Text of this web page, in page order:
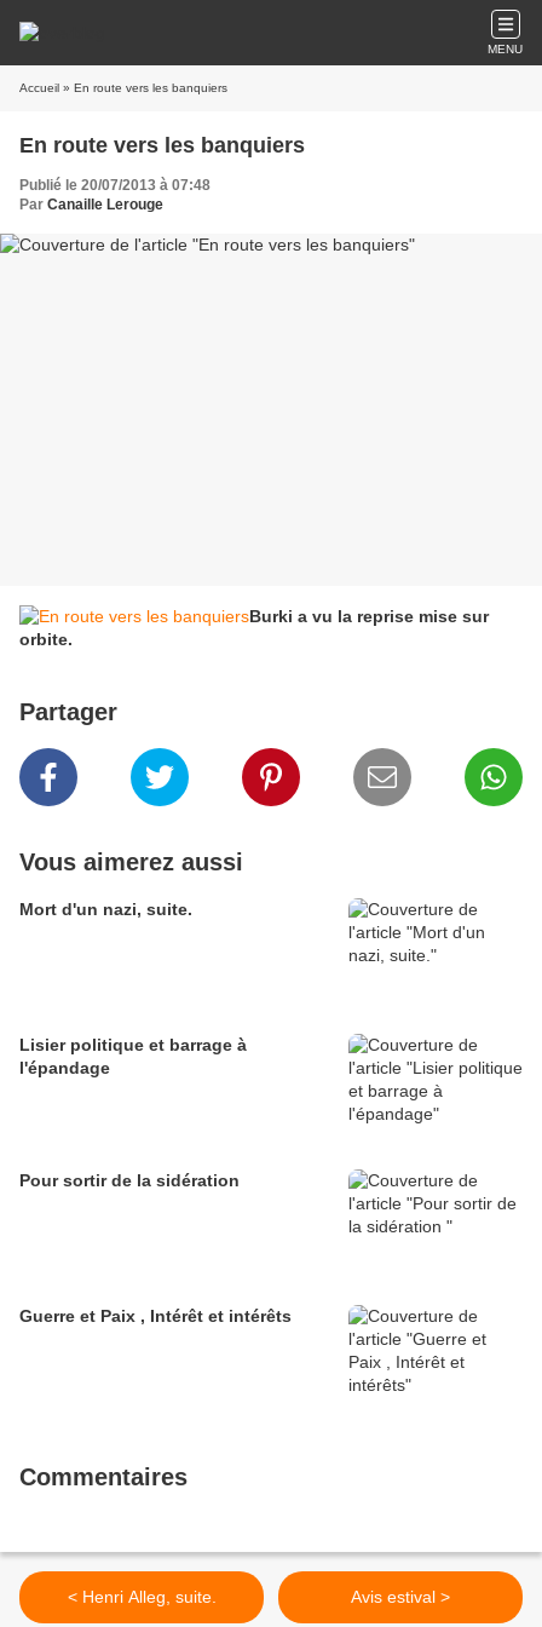
MENU
Accueil » En route vers les banquiers
En route vers les banquiers
Publié le 20/07/2013 à 07:48
Par Canaille Lerouge
Burki a vu la reprise mise sur
orbite.
Partager
Vous aimerez aussi
Mort d'un nazi, suite.
Lisier politique et barrage à
l'épandage
Pour sortir de la sidération
Guerre et Paix , Intérêt et intérêts
Commentaires
< Henri Alleg, suite. Avis estival >